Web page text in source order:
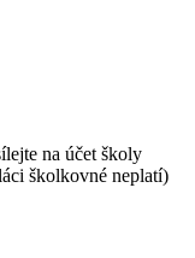
na účet školy
školkovné neplatí)